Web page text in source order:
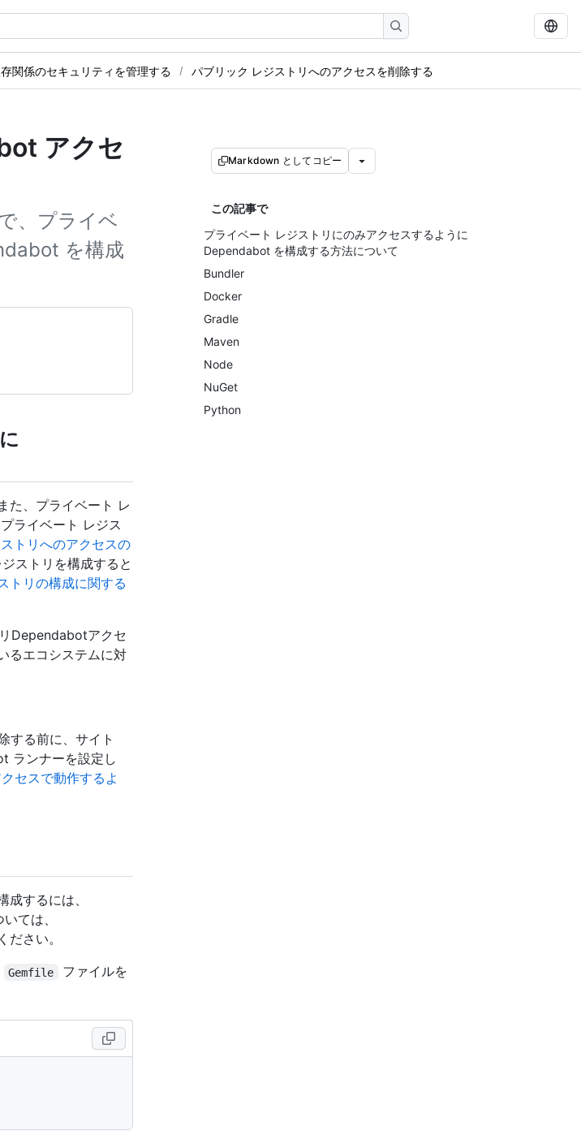
関係のセキュリティを管理する パブリック レジストリへのアクセスを削除する
アクセ
、プライベ
を構成
Markdown としてコピー
この記事で
プライベート レジストリにのみアクセスするように
Dependabot を構成する方法について
Bundler
Docker
Gradle
Maven
Node
NuGet
Python
た、プライベート レ
ライベート レジス
トリへのアクセスの
ストリを構成すると
トリの構成に関する
Dependabotアクセ
るエコシステムに対
する前に、サイト
ランナーを設定し
セスで動作するよ
するには、
ては、
ださい。
Gemfile
ファイルを